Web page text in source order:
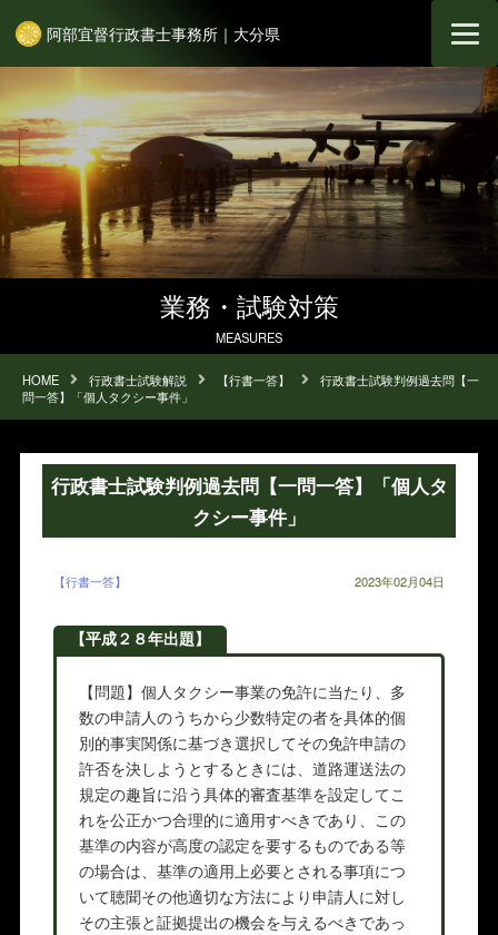
阿部宜督行政書士事務所｜大分県
業務・試験対策
MEASURES
HOME 行政書士試験解説 【行書一答】
行政書士試験判例過去問【一
問一答】「個人タクシー事件」
行政書士試験判例過去問【一問一答】「個人タ
クシー事件」
【行書一答】 2023年02月04日
【平成２８年出題】
【問題】個人タクシー事業の免許に当たり、多
数の申請人のうちから少数特定の者を具体的個
別的事実関係に基づき選択してその免許申請の
許否を決しようとするときには、道路運送法の
規定の趣旨に沿う具体的審査基準を設定してこ
れを公正かつ合理的に適用すべきであり、この
基準の内容が高度の認定を要するものである等
の場合は、基準の適用上必要とされる事項につ
いて聴聞その他適切な方法により申請人に対し
その主張と証拠提出の機会を与えるべきであっ